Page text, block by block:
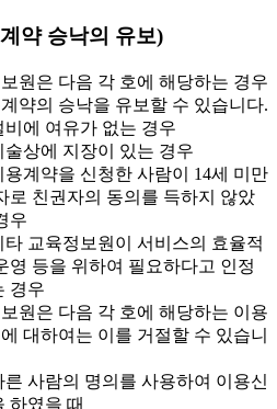
약 승낙의 유보)
원은 다음 각 호에 해당하는 경우
약의 승낙을 유보할 수 있습니다.
비에 여유가 없는 경우
술상에 지장이 있는 경우
용계약을 신청한 사람이 14세 미만
로 친권자의 동의를 득하지 않았
우
타 교육정보원이 서비스의 효율적
영 등을 위하여 필요하다고 인정
경우
원은 다음 각 호에 해당하는 이용
대하여는 이를 거절할 수 있습니
른 사람의 명의를 사용하여 이용신
하였을 때